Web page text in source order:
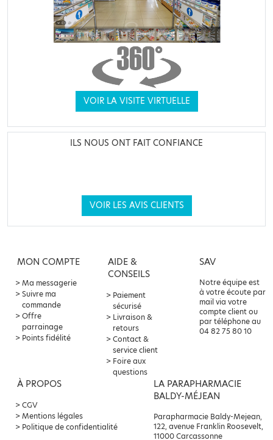
VOIR LA VISITE VIRTUELLE
ILS NOUS ONT FAIT CONFIANCE
VOIR LES AVIS CLIENTS
MON COMPTE
Ma messagerie
Suivre ma
commande
Offre
parrainage
Points fidélité
AIDE &
CONSEILS
Paiement
sécurisé
Livraison &
retours
Contact &
service client
Foire aux
questions
SAV
Notre équipe est
à votre écoute par
mail via votre
compte client ou
par téléphone au
04 82 75 80 10
À PROPOS
CGV
Mentions légales
Politique de confidentialité
LA PARAPHARMACIE
BALDY-MÉJEAN
Parapharmacie Baldy-Mejean,
122, avenue Franklin Roosevelt,
11000 Carcassonne